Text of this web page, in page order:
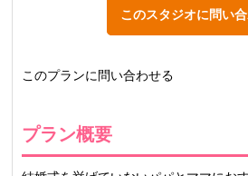
このスタジオに問い
このプランに問い合わせる
プラン概要